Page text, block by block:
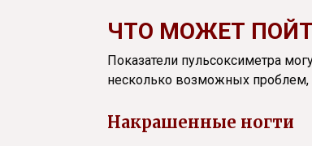
ЧТО МОЖЕТ
Показатели пульсоксиметра
несколько возможных проблем,
Накрашенные ногти